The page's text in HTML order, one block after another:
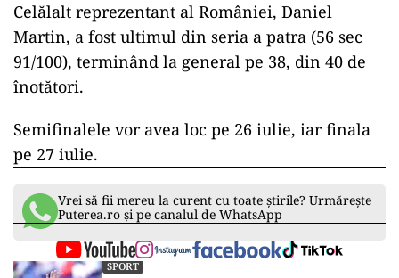
Celălalt reprezentant al României, Daniel
Martin, a fost ultimul din seria a patra (56 sec
91/100), terminând la general pe 38, din 40 de
înotători.
Semifinalele vor avea loc pe 26 iulie, iar finala
pe 27 iulie.
Vrei să fii mereu la curent cu toate știrile? Urmărește
Puterea.ro și pe canalul de WhatsApp
SPORT